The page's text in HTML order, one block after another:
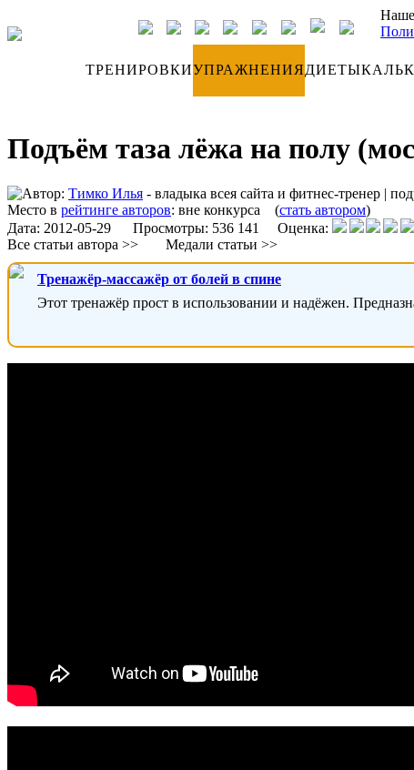
ТРЕНИРОВКИУПРАЖНЕНИЯДИЕТЫ
Подъём таза лёжа на полу
Автор: Тимко Илья - владыка всея сайта и фитнес-тренер |
Место в рейтинге авторов: вне конкурса (стать автором)
Дата: 2012-05-29 Просмотры: 536 141 Оценка:
Все статьи автора >>
Медали статьи >>
Тренажёр-массажёр от болей в спине
Этот тренажёр прост в использовании и надёжен.